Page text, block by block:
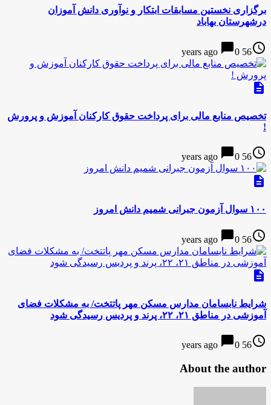
برگزاری نخستین مسابقات ابتکار و نوآوری دانش آموزان
درشهرستان بهاباد
access_time
56 years ago
chat_bubble0
description
تخصیص منابع مالی برای پرداخت حقوق کارکنان آموزش و پرورش
!
access_time
56 years ago
chat_bubble0
description
۱۰۰ سوال آزمون جبرانی شمیم دانش امروز
access_time
56 years ago
chat_bubble0
description
شرایط نابسامان مدارس مسکن مهر پاتتخت/ به مشکلات فضای
آموزشی در مناطق ۲۱، ۲۲، پرند و پردیس رسیدگی شود
access_time
56 years ago
chat_bubble0
About the author